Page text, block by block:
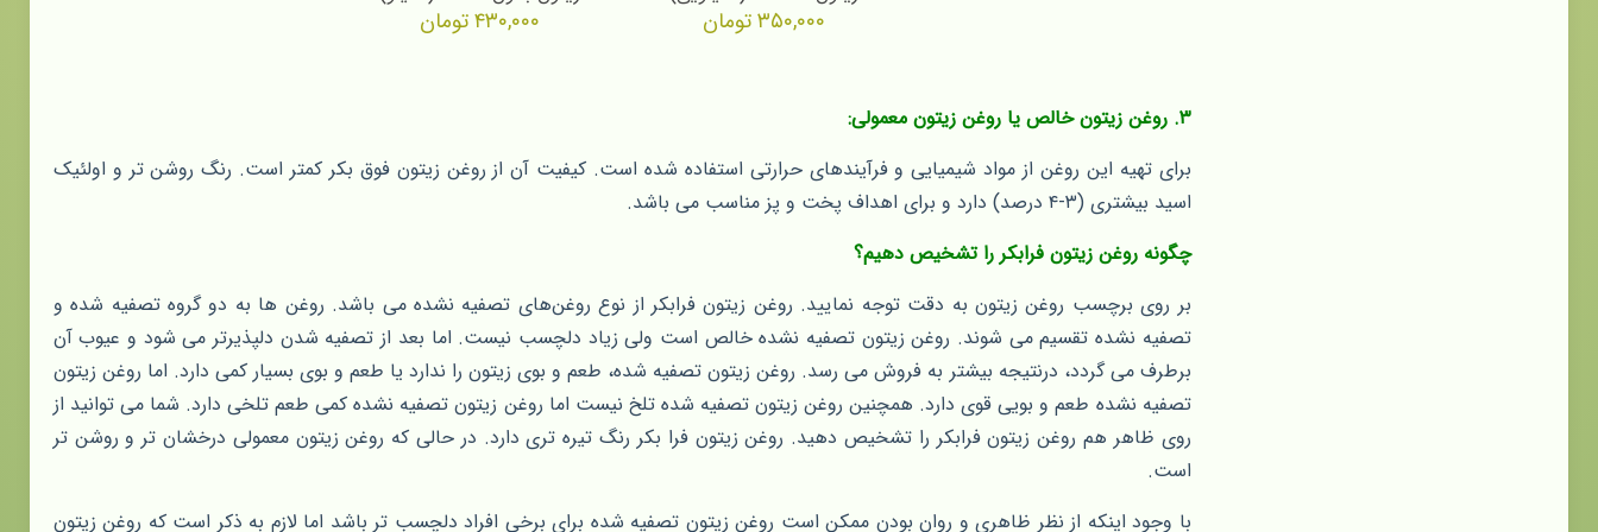
۳۵۰,۰۰۰تومان ۴۳۰,۰۰۰تومان
۳. روغن زیتون خالص یا روغن زیتون معمولی:
برای تهیه این روغن از مواد شیمیایی و فرآیندهای حرارتی استفاده شده است. کیفیت آن از روغن زیتون فوق بکر کمتر است. رنگ روشن تر و اولئیک
اسید بیشتری (۳-۴ درصد) دارد و برای اهداف پخت و پز مناسب می باشد.
چگونه روغن زیتون فرابکر را تشخیص دهیم؟
بر روی برچسب روغن زیتون به دقت توجه نمایید. روغن زیتون فرابکر از نوع روغن‌های تصفیه نشده می باشد. روغن ها به دو گروه تصفیه شده و
تصفیه نشده تقسیم می شوند. روغن زیتون تصفیه نشده خالص است ولی زیاد دلچسب نیست. اما بعد از تصفیه شدن دلپذیرتر می شود و عیوب آن
برطرف می گردد، درنتیجه بیشتر به فروش می رسد. روغن زیتون تصفیه شده، طعم و بوی زیتون را ندارد یا طعم و بوی بسیار کمی دارد. اما روغن زیتون
تصفیه نشده طعم و بویی قوی دارد. همچنین روغن زیتون تصفیه شده تلخ نیست اما روغن زیتون تصفیه نشده کمی طعم تلخی دارد. شما می توانید از
روی ظاهر هم روغن زیتون فرابکر را تشخیص دهید. روغن زیتون فرا بکر رنگ تیره تری دارد. در حالی که روغن زیتون معمولی درخشان تر و روشن تر
است.
با وجود اینکه از نظر ظاهری و روان بودن ممکن است روغن زیتون تصفیه شده برای برخی افراد دلچسب تر باشد اما لازم به ذکر است که روغن زیتون